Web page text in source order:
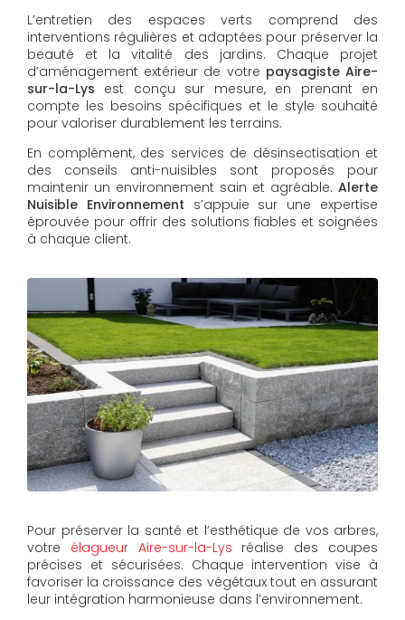
L’entretien des espaces verts comprend des
interventions régulières et adaptées pour préserver la
beauté et la vitalité des jardins. Chaque projet
d’aménagement extérieur de votre paysagiste Aire-
sur-la-Lys est conçu sur mesure, en prenant en
compte les besoins spécifiques et le style souhaité
pour valoriser durablement les terrains.
En complément, des services de désinsectisation et
des conseils anti-nuisibles sont proposés pour
maintenir un environnement sain et agréable. Alerte
Nuisible Environnement s’appuie sur une expertise
éprouvée pour offrir des solutions fiables et soignées
à chaque client.
Pour préserver la santé et l’esthétique de vos arbres,
votre élagueur Aire-sur-la-Lys réalise des coupes
précises et sécurisées. Chaque intervention vise à
favoriser la croissance des végétaux tout en assurant
leur intégration harmonieuse dans l’environnement.